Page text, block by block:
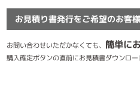
お見積り書発行をご希望のお客
お問い合わせいただかなくても、 簡単に
購入確定ボタンの直前にお見積書ダウンロー